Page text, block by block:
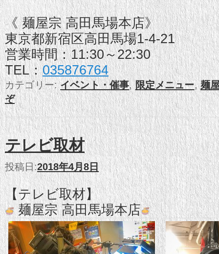
《 麺屋宗 高田馬場本店》
東京都新宿区高田馬場1-4-21
営業時間：11:30～22:30
TEL：035876764
カテゴリー: イベント・催事,限定メニュー,麺
ぞ
テレビ取材
投稿日:2018年4月8日
【テレビ取材】
麺屋宗 高田馬場本店